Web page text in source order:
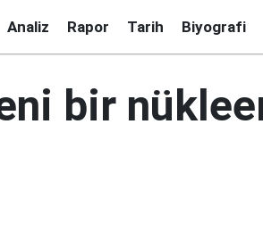
Analiz Rapor Tarih Biyografi
bir